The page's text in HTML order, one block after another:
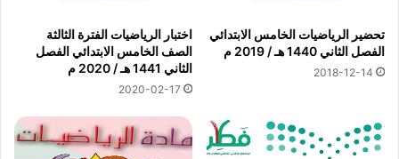
تحضير الرياضيات الخامس الابتدائي
الفصل الثاني 1440 هـ / 2019 م
2018-12-14
اختبار الرياضيات الفترة الثالثة
الصف الخامس الابتدائي الفصل
الثاني 1441 هـ / 2020 م
2020-02-17